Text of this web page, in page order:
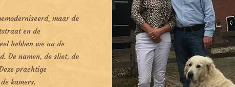
maar de
en de
hebben we nu de
De namen, de sliet, de
prachtige
kamers.